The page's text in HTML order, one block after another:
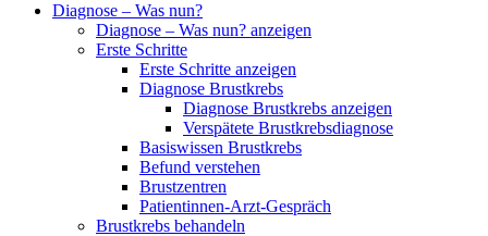
Diagnose – Was nun?
Diagnose – Was nun? anzeigen
Erste Schritte
Erste Schritte anzeigen
Diagnose Brustkrebs
Diagnose Brustkrebs anzeigen
Verspätete Brustkrebsdiagnose
Basiswissen Brustkrebs
Befund verstehen
Brustzentren
Patientinnen-Arzt-Gespräch
Brustkrebs behandeln